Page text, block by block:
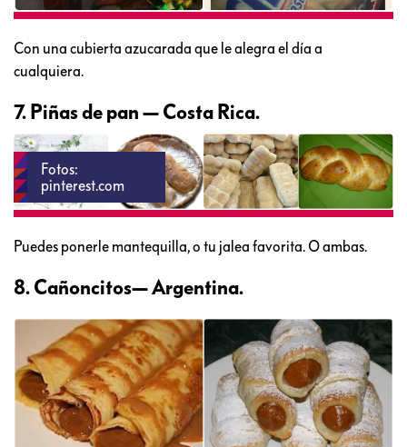
Con una cubierta azucarada que le alegra el día a
cualquiera.
7. Piñas de pan — Costa Rica.
Fotos:
pinterest.com
Puedes ponerle mantequilla, o tu jalea favorita. O ambas.
8. Cañoncitos— Argentina.